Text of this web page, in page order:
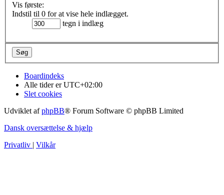
Vis første:
Indstil til 0 for at vise hele indlægget.
tegn i indlæg
Boardindeks
Alle tider erUTC+02:00
Slet cookies
Udviklet afphpBB® Forum Software © phpBB Limited
Dansk oversættelse & hjælp
Privatliv | Vilkår